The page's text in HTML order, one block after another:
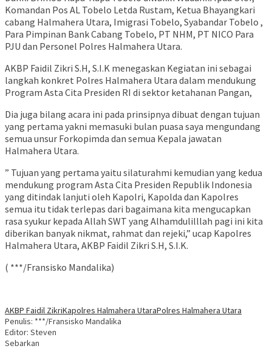
Komandan Pos AL Tobelo Letda Rustam, Ketua Bhayangkari
cabang Halmahera Utara, Imigrasi Tobelo, Syabandar Tobelo ,
Para Pimpinan Bank Cabang Tobelo, PT NHM, PT NICO Para
PJU dan Personel Polres Halmahera Utara.
AKBP Faidil Zikri S.H, S.I.K menegaskan Kegiatan ini sebagai
langkah konkret Polres Halmahera Utara dalam mendukung
Program Asta Cita Presiden RI di sektor ketahanan Pangan,
Dia juga bilang acara ini pada prinsipnya dibuat dengan tujuan
yang pertama yakni memasuki bulan puasa saya mengundang
semua unsur Forkopimda dan semua Kepala jawatan
Halmahera Utara.
” Tujuan yang pertama yaitu silaturahmi kemudian yang kedua
mendukung program Asta Cita Presiden Republik Indonesia
yang ditindak lanjuti oleh Kapolri, Kapolda dan Kapolres
semua itu tidak terlepas dari bagaimana kita mengucapkan
rasa syukur kepada Allah SWT yang Alhamdulilllah pagi ini kita
diberikan banyak nikmat, rahmat dan rejeki,” ucap Kapolres
Halmahera Utara, AKBP Faidil Zikri S.H, S.I.K.
( ***/Fransisko Mandalika)
AKBP Faidil ZikriKapolres Halmahera UtaraPolres Halmahera Utara
Penulis: ***/Fransisko Mandalika
Editor: Steven
Sebarkan